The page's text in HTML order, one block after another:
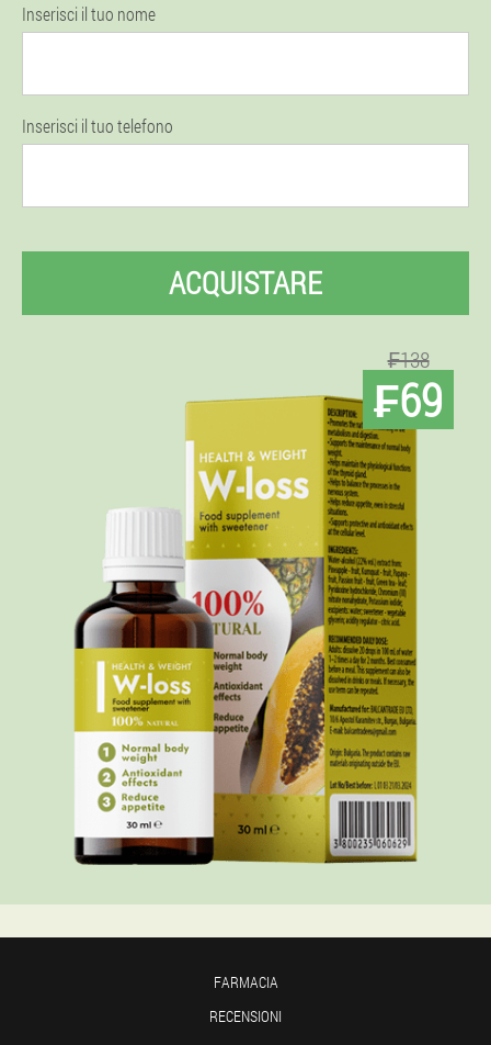
Inserisci il tuo nome
Inserisci il tuo telefono
ACQUISTARE
₣138
₣69
FARMACIA
RECENSIONI